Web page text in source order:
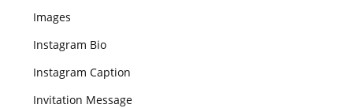
Images
Instagram Bio
Instagram Caption
Invitation Message